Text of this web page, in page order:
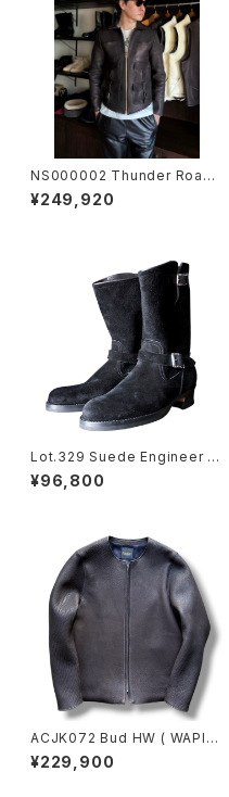
NS000002 Thunder Road
BUFFALO/ RED-BLACK
¥249,920
Lot.329 Suede Engineer B
oots - Black -
¥96,800
ACJK072 Bud HW ( WAPITI
) / バドワピチ
¥229,900